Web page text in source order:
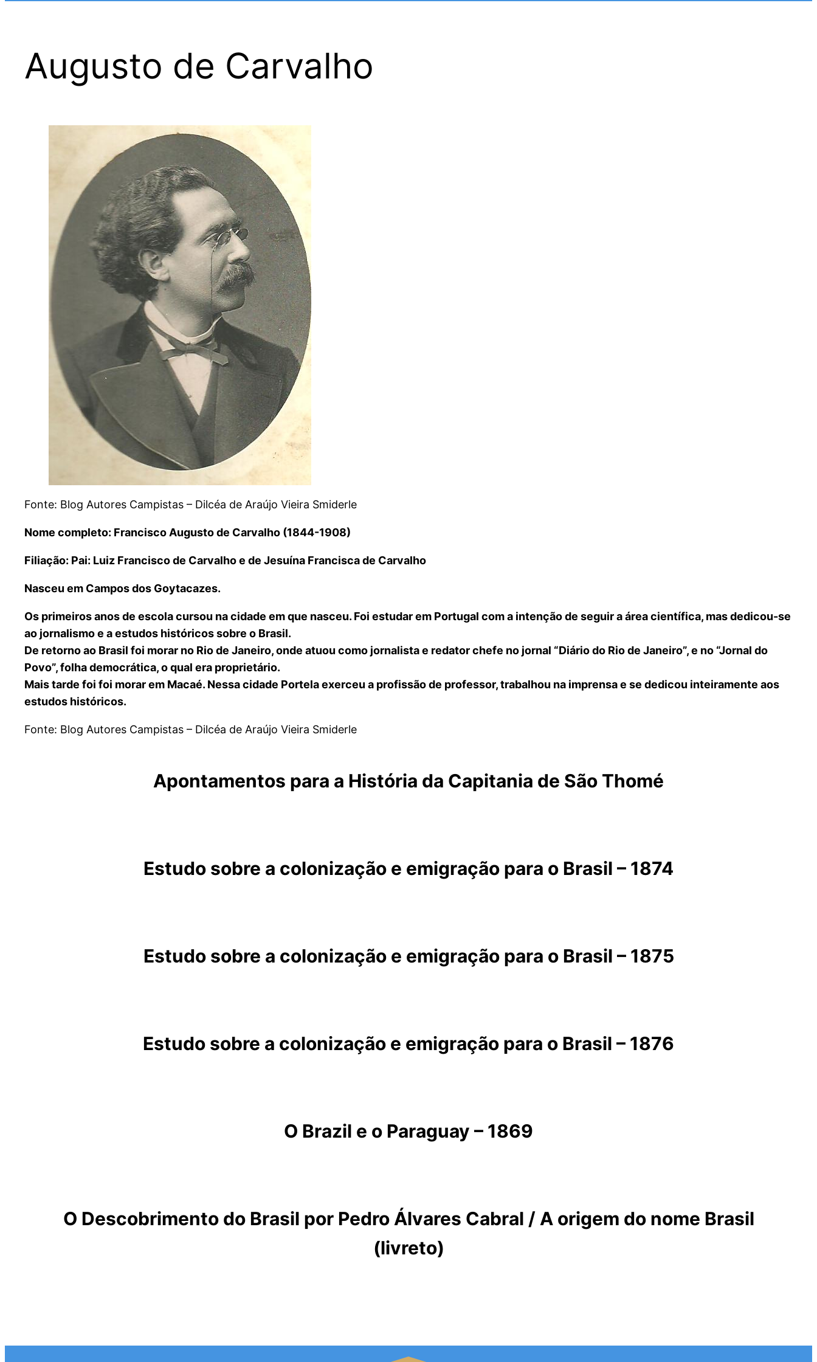
Augusto de Carvalho
Fonte: Blog Autores Campistas – Dilcéa de Araújo Vieira Smiderle
Nome completo: Francisco Augusto de Carvalho (1844-1908)
Filiação: Pai: Luiz Francisco de Carvalho e de Jesuína Francisca de Carvalho
Nasceu em Campos dos Goytacazes.
Os primeiros anos de escola cursou na cidade em que nasceu. Foi estudar em Portugal com a intenção de seguir a área científica, mas dedicou-se
ao jornalismo e a estudos históricos sobre o Brasil.
De retorno ao Brasil foi morar no Rio de Janeiro, onde atuou como jornalista e redator chefe no jornal “Diário do Rio de Janeiro”, e no “Jornal do
Povo”, folha democrática, o qual era proprietário.
Mais tarde foi foi morar em Macaé. Nessa cidade Portela exerceu a profissão de professor, trabalhou na imprensa e se dedicou inteiramente aos
estudos históricos.
Fonte: Blog Autores Campistas – Dilcéa de Araújo Vieira Smiderle
Apontamentos para a História da Capitania de São Thomé
Estudo sobre a colonização e emigração para o Brasil – 1874
Estudo sobre a colonização e emigração para o Brasil – 1875
Estudo sobre a colonização e emigração para o Brasil – 1876
O Brazil e o Paraguay – 1869
O Descobrimento do Brasil por Pedro Álvares Cabral / A origem do nome Brasil
(livreto)